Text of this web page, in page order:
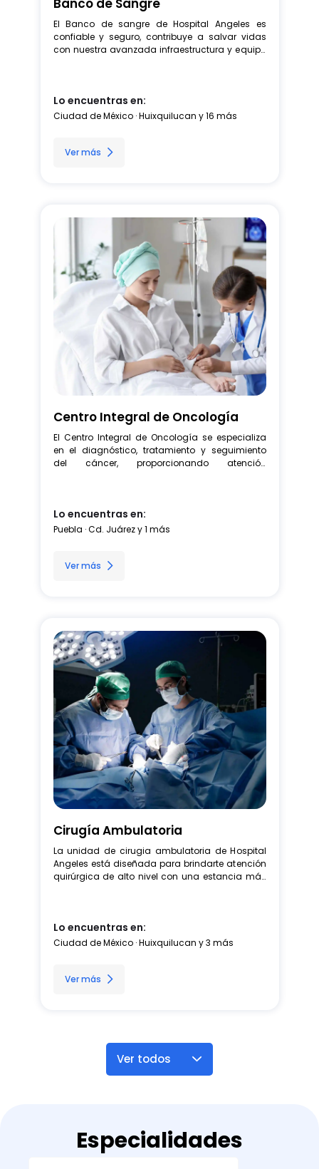
Banco de Sangre
El Banco de sangre de Hospital Angeles es
confiable y seguro, contribuye a salvar vidas
con nuestra avanzada infraestructura y equipo
Lo encuentras en:
Ciudad de México · Huixquilucan y 16 más
Ver más
Centro Integral de Oncología
El Centro Integral de Oncología se especializa
en el diagnóstico, tratamiento y seguimiento
del cáncer, proporcionando atención
para diseñar planes de tratamiento
individualizados. Con tecnología avanzada,
Además, ofrecemos terapias complementarias
Lo encuentras en:
Puebla · Cd. Juárez y 1 más
Ver más
Cirugía Ambulatoria
La unidad de cirugia ambulatoria de Hospital
Angeles está diseñada para brindarte atención
quirúrgica de alto nivel con una estancia más
aprovechar al máximo los recursos del hospital,
reducir los costos de la hospitalización
Lo encuentras en:
Ciudad de México · Huixquilucan y 3 más
Ver más
Ver todos
Especialidades